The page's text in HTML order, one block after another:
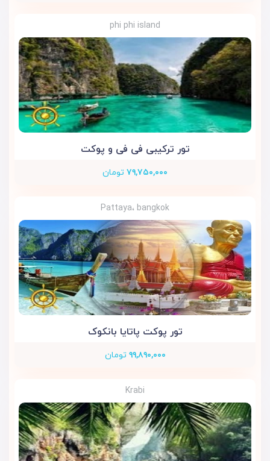
phi phi island
تور ترکیبی فی فی و پوکت
۷۹,۷۵۰,۰۰۰ تومان
Pattaya، bangkok
تور پوکت پاتایا بانکوک
۹۹,۸۹۰,۰۰۰ تومان
Krabi